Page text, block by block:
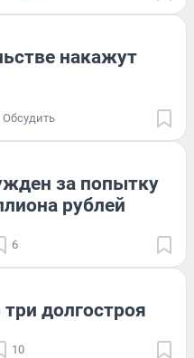
накажут
Обсудить
за попытку
рублей
6
долгостроя
10